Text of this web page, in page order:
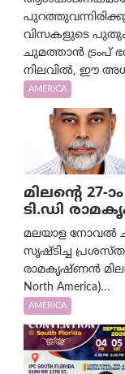
വിസകളുടെ
ചുമത്താൻ ട്രംപ്
നിലവിൽ, ഈ
AMERICA
മിലന്റെ
ടി.ഡി
മലയാള നോവൽ
സൃഷ്ടിച്ച
രാമകൃഷ്ണൻ മില(
North America)...
AMERICA